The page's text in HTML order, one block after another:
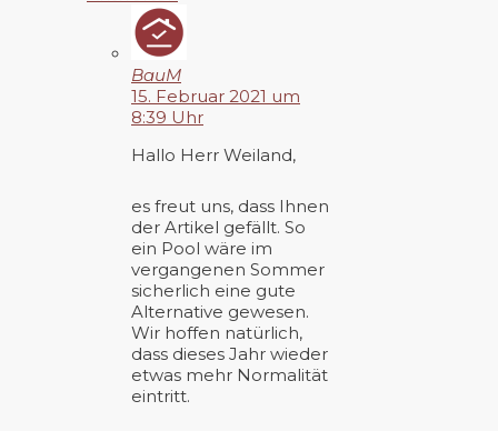
BauM
15. Februar 2021 um
8:39 Uhr
Hallo Herr Weiland,
es freut uns, dass Ihnen
der Artikel gefällt. So
ein Pool wäre im
vergangenen Sommer
sicherlich eine gute
Alternative gewesen.
Wir hoffen natürlich,
dass dieses Jahr wieder
etwas mehr Normalität
eintritt.